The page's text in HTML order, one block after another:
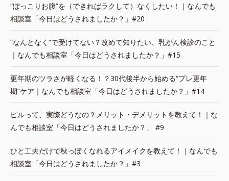
“ぽっこりお腹”を（できればラクして）なくしたい！｜なんでも
相談室「今日はどうされましたか？」#20
“なんとなく”で受けてない？改めて知りたい、乳がん検診のこと
｜なんでも相談室「今日はどうされましたか？」#15
更年期のツラさが軽くなる！？30代後半から始める“プレ更年
期”ケア｜なんでも相談室「今日はどうされましたか？」#14
ピルって、実際どうなの？メリット・デメリットを教えて！｜な
んでも相談室「今日はどうされましたか？」 #9
ひと工夫だけで秋っぽくなれるアイメイクを教えて！｜なんでも
相談室「今日はどうされましたか？」#3